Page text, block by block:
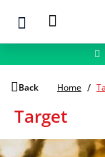
Zum Hauptinhalt
Back Home
Target